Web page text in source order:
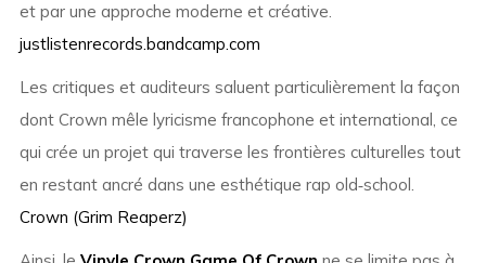
et par une approche moderne et créative.
justlistenrecords.bandcamp.com
Les critiques et auditeurs saluent particulièrement la façon
dont Crown mêle lyricisme francophone et international, ce
qui crée un projet qui traverse les frontières culturelles tout
en restant ancré dans une esthétique rap old‑school.
Crown (Grim Reaperz)